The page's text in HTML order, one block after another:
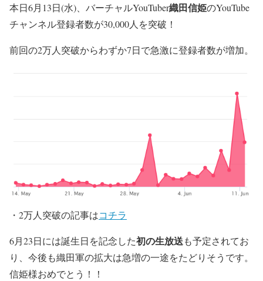
本日6月13日(水)、バーチャルYouTuber織田信姫のYouTube
チャンネル登録者数が30,000人を突破！
前回の2万人突破からわずか7日で急激に登録者数が増加。
・2万人突破の記事はコチラ
6月23日には誕生日を記念した初の生放送も予定されてお
り、今後も織田軍の拡大は急増の一途をたどりそうです。
信姫様おめでとう！！